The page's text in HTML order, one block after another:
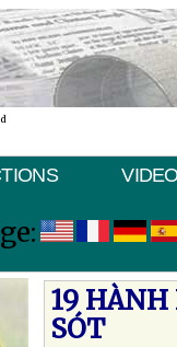
19 HÀNH
SÓT